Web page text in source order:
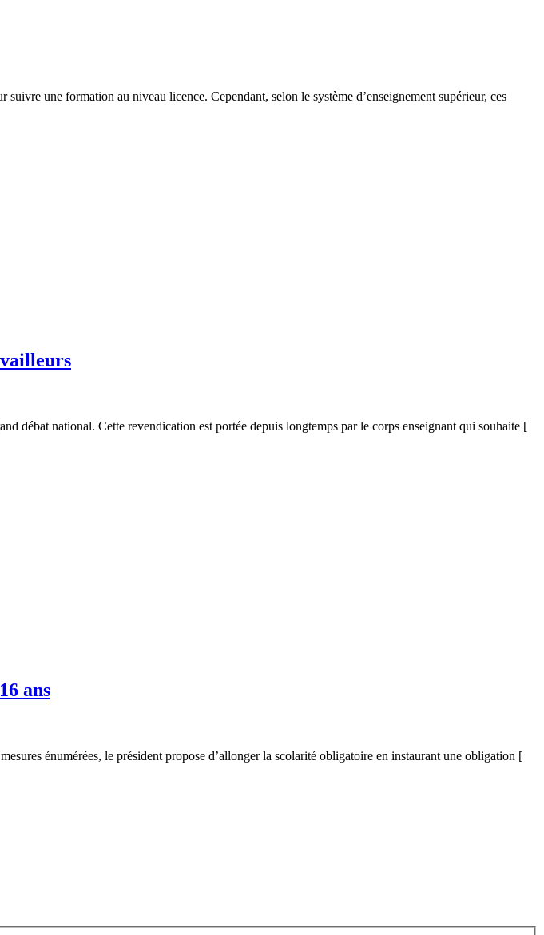
une formation au niveau licence. Cependant, selon le système d’enseignement supérieur, ces
débat national. Cette revendication est portée depuis longtemps par le corps enseignant qui souhaite [
ans
énumérées, le président propose d’allonger la scolarité obligatoire en instaurant une obligation [